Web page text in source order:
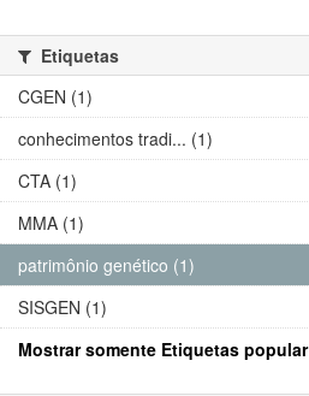
Etiquetas
CGEN (1)
conhecimentos tradi... (1)
CTA (1)
MMA (1)
patrimônio genético (1)
SISGEN (1)
Mostrar somente Etiquetas popular